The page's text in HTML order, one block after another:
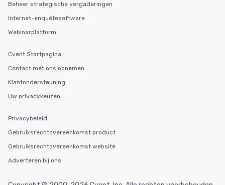
Beheer strategische vergaderingen
Internet-enquêtesoftware
Webinarplatform
Cvent Startpagina
Contact met ons opnemen
Klantondersteuning
Uw privacykeuzen
Privacybeleid
Gebruiksrechtovereenkomst product
Gebruiksrechtovereenkomst website
Adverteren bij ons